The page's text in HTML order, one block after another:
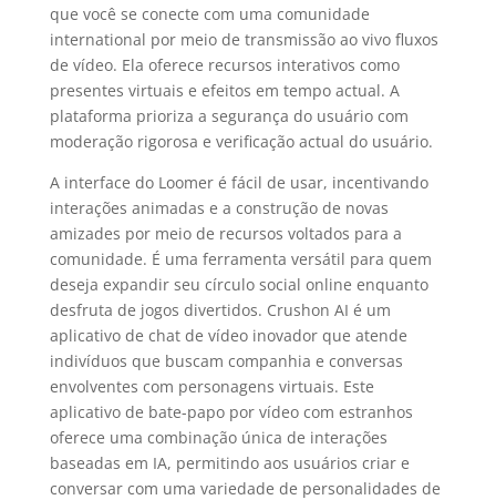
que você se conecte com uma comunidade
international por meio de transmissão ao vivo fluxos
de vídeo. Ela oferece recursos interativos como
presentes virtuais e efeitos em tempo actual. A
plataforma prioriza a segurança do usuário com
moderação rigorosa e verificação actual do usuário.
A interface do Loomer é fácil de usar, incentivando
interações animadas e a construção de novas
amizades por meio de recursos voltados para a
comunidade. É uma ferramenta versátil para quem
deseja expandir seu círculo social online enquanto
desfruta de jogos divertidos. Crushon AI é um
aplicativo de chat de vídeo inovador que atende
indivíduos que buscam companhia e conversas
envolventes com personagens virtuais. Este
aplicativo de bate-papo por vídeo com estranhos
oferece uma combinação única de interações
baseadas em IA, permitindo aos usuários criar e
conversar com uma variedade de personalidades de